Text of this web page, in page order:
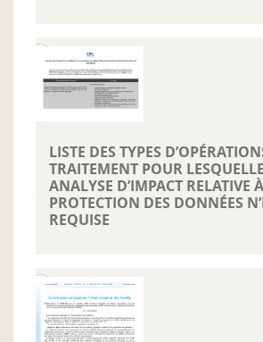
LISTE DES TYPES
TRAITEMENT POUR
ANALYSE D’IMPACT RELATIVE
PROTECTION DES DONNÉES
REQUISE